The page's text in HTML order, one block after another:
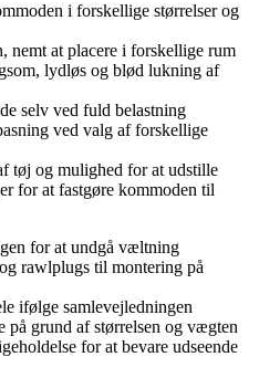
i forskellige størrelser og
nemt at placere i forskellige rum
lydløs og blød lukning af
selv ved fuld belastning
ved valg af forskellige
tøj og mulighed for at udstille
for at fastgøre kommoden til
for at undgå væltning
rawlplugs til montering på
ifølge samlevejledningen
på grund af størrelsen og vægten
for at bevare udseende